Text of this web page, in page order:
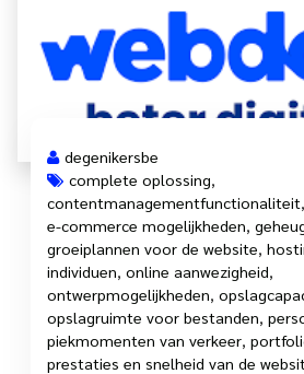
degenikersbe
complete oplossing,
contentmanagementfunctionaliteit,
e-commerce mogelijkheden,
groeiplannen voor de website,
individuen, online aanwezigheid,
ontwerpmogelijkheden,
opslagruimte voor bestanden,
piekmomenten van verkeer,
prestaties en snelheid van de